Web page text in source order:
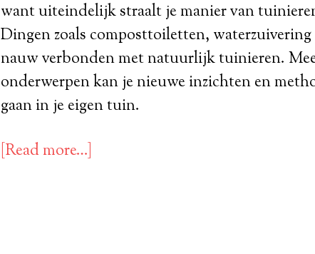
want uiteindelijk straalt je manier van
Dingen zoals composttoiletten,
nauw verbonden met natuurlijk tuinieren.
onderwerpen kan je nieuwe inzichten en
gaan in je eigen tuin.
[Read more…]